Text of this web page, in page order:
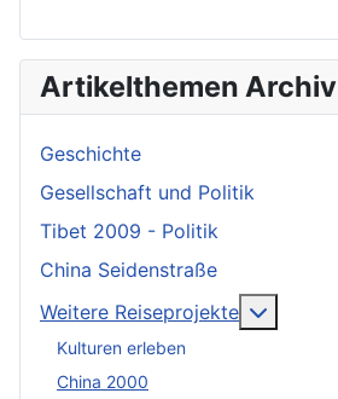
Artikelthemen Archiv
Geschichte
Gesellschaft und Politik
Tibet 2009 - Politik
China Seidenstraße
Weitere Reiseprojekte
Kulturen erleben
China 2000